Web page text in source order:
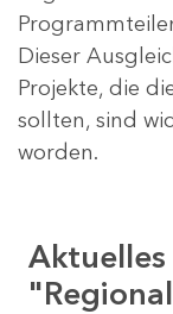
Dieser
Projekte, die
sollten, sind
worden.
Aktuelles